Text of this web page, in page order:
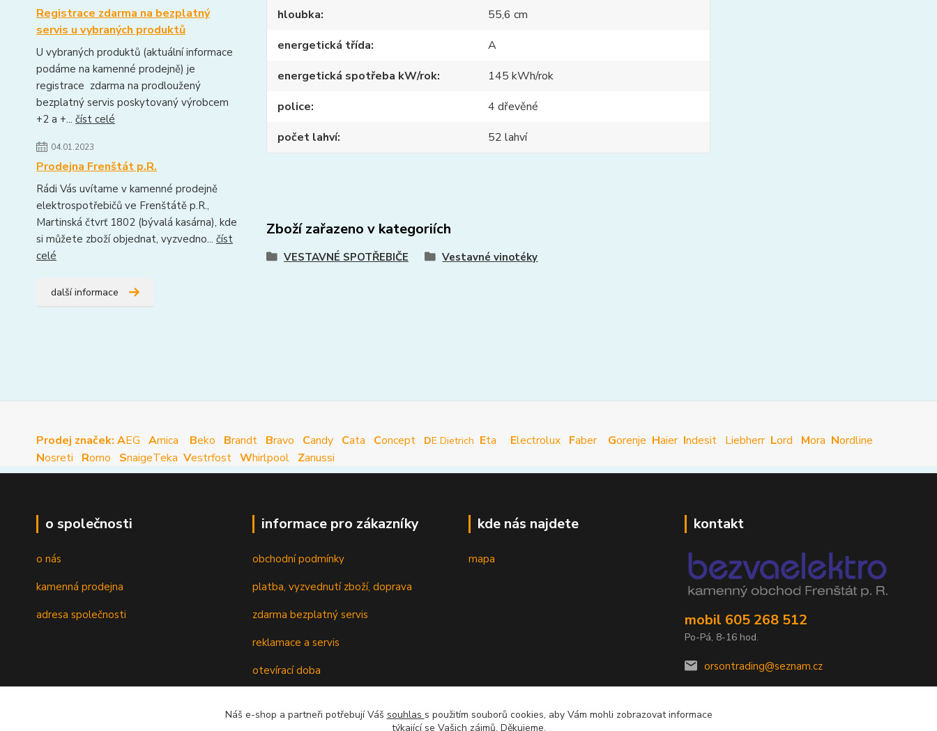
Registrace zdarma na bezplatný
servis u vybraných produktů
U vybraných produktů (aktuální informace
podáme na kamenné prodejně) je
registrace zdarma na prodloužený
bezplatný servis poskytovaný výrobcem
+2 a +... číst celé
04.01.2023
Prodejna Frenštát p.R.
Rádi Vás uvítame v kamenné prodejně
elektrospotřebičů ve Frenštátě p.R.,
Martinská čtvrť 1802 (bývalá kasárna), kde
si můžete zboží objednat, vyzvedno... číst
celé
další informace
hloubka
55,6 cm
energetická třída
A
energetická spotřeba kW/rok
145 kWh/rok
police
4 dřevěné
počet lahví
52 lahví
Zboží zařazeno v kategoriích
VESTAVNÉ SPOTŘEBIČE Vestavné vinotéky
Prodej značek: AEG Amica Beko Brandt Bravo Candy Cata Concept DE Dietrich Eta Electrolux Faber Gorenje Haier Indesit Liebherr Lord Mora Nordline
Nosreti Romo SnaigeTeka Vestrfost Whirlpool Zanussi
o společnosti
o nás
kamenná prodejna
adresa společnosti
informace pro zákazníky
obchodní podmínky
platba, vyzvednutí zboží, doprava
zdarma bezplatný servis
reklamace a servis
otevírací doba
kde nás najdete
mapa
kontakt
mobil 605 268 512
Po-Pá, 8-16 hod.
orsontrading@seznam.cz
Náš e-shop a partneři potřebují Váš souhlas s použitím souborů cookies, aby Vám mohli zobrazovat informace
týkající se Vašich zájmů. Děkujeme.